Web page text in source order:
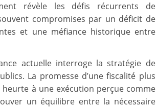
révèle les défis récurrents de
compromises par un déficit de
et une méfiance historique entre
actuelle interroge la stratégie de
La promesse d’une fiscalité plus
à une exécution perçue comme
un équilibre entre la nécessaire